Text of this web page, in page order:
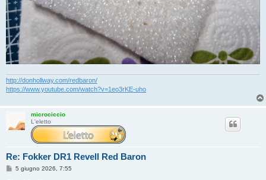
http://donhollway.com/redbaron/
https://www.youtube.com/watch?v=1eo3rKE-uho
microciccio
L'eletto
Re: Fokker DR1 Revell Red Baron
M5 giugno 2026, 7:55